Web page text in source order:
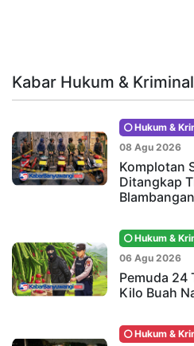
Kabar Hukum & Kriminal
Hukum &
08 Agu 2026
Komplotan
Ditangkap
Hukum &
06 Agu 2026
Pemuda 24
Kilo Buah
Hukum &